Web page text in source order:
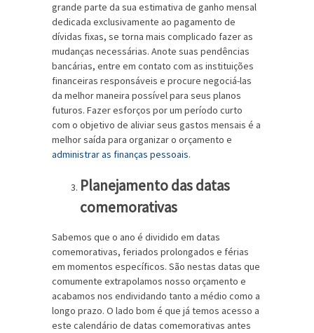
grande parte da sua estimativa de ganho mensal
dedicada exclusivamente ao pagamento de
dívidas fixas, se torna mais complicado fazer as
mudanças necessárias. Anote suas pendências
bancárias, entre em contato com as instituições
financeiras responsáveis e procure negociá-las
da melhor maneira possível para seus planos
futuros. Fazer esforços por um período curto
com o objetivo de aliviar seus gastos mensais é a
melhor saída para organizar o orçamento e
administrar as finanças pessoais.
Planejamento das datas
comemorativas
Sabemos que o ano é dividido em datas
comemorativas, feriados prolongados e férias
em momentos específicos. São nestas datas que
comumente extrapolamos nosso orçamento e
acabamos nos endividando tanto a médio como a
longo prazo. O lado bom é que já temos acesso a
este calendário de datas comemorativas antes